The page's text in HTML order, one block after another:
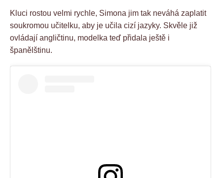
Kluci rostou velmi rychle, Simona jim tak neváhá zaplatit
soukromou učitelku, aby je učila cizí jazyky. Skvěle již
ovládají angličtinu, modelka teď přidala ještě i
španělštinu.